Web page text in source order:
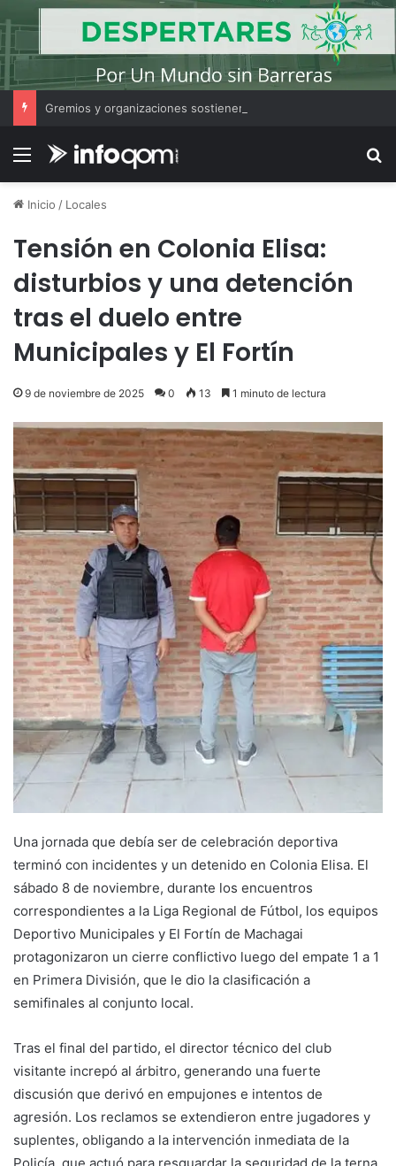
Menú
Inicio / Locales
Tensión en Colonia Elisa:
disturbios y una detención
tras el duelo entre
Municipales y El Fortín
9 de noviembre de 2025 0 13 1 minuto de lectura
Una jornada que debía ser de celebración deportiva
terminó con incidentes y un detenido en Colonia Elisa. El
sábado 8 de noviembre, durante los encuentros
correspondientes a la Liga Regional de Fútbol, los equipos
Deportivo Municipales y El Fortín de Machagai
protagonizaron un cierre conflictivo luego del empate 1 a 1
en Primera División, que le dio la clasificación a
semifinales al conjunto local.
Tras el final del partido, el director técnico del club
visitante increpó al árbitro, generando una fuerte
discusión que derivó en empujones e intentos de
agresión. Los reclamos se extendieron entre jugadores y
suplentes, obligando a la intervención inmediata de la